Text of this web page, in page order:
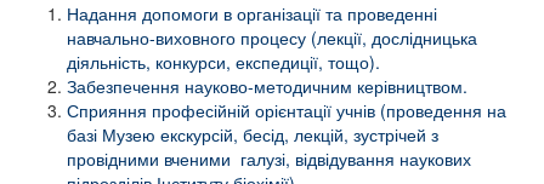
Надання допомоги в організації та проведенні
навчально-виховного процесу (лекції, дослідницька
діяльність, конкурси, експедиції, тощо).
Забезпечення науково-методичним керівництвом.
Сприяння професійній орієнтації учнів (проведення на
базі Музею екскурсій, бесід, лекцій, зустрічей з
провідними вченими галузі, відвідування наукових